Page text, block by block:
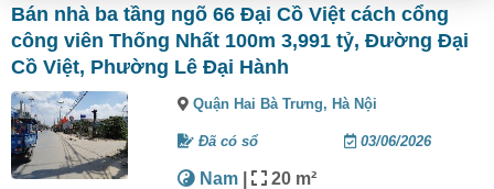
Bán nhà ba tầng ngõ 66 Đại Cồ Việt cách cổng
công viên Thống Nhất 100m 3,991 tỷ, Đường Đại
Cồ Việt, Phường Lê Đại Hành
Quận Hai Bà Trưng,Hà Nội
Đã có sổ 03/06/2026
Nam | 20 m²